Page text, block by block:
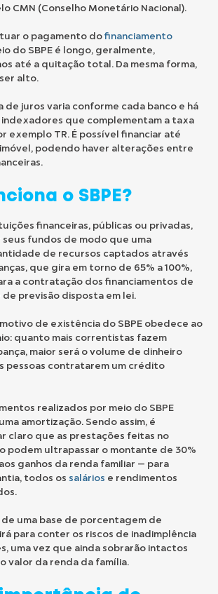
CMN (Conselho Monetário Nacional).
o pagamento do financiamento
do SBPE é longo, geralmente,
até a quitação total. Da mesma forma,
alto.
de juros varia conforme cada banco e há
indexadores que complementam a taxa
exemplo TR. É possível financiar até
podendo haver alterações entre
o SBPE?
financeiras, públicas ou privadas,
fundos de modo que uma
de recursos captados através
que gira em torno de 65% a 100%,
a contratação dos financiamentos de
de previsão disposta em lei.
de existência do SBPE obedece ao
quanto mais correntistas fazem
maior será o volume de dinheiro
pessoas contratarem um crédito
realizados por meio do SBPE
amortização. Sendo assim, é
claro que as prestações feitas no
podem ultrapassar o montante de 30%
ganhos da renda familiar — para
todos os salários e rendimentos
de uma base de porcentagem de
para conter os riscos de inadimplência
uma vez que ainda sobrarão intactos
valor da renda da família.